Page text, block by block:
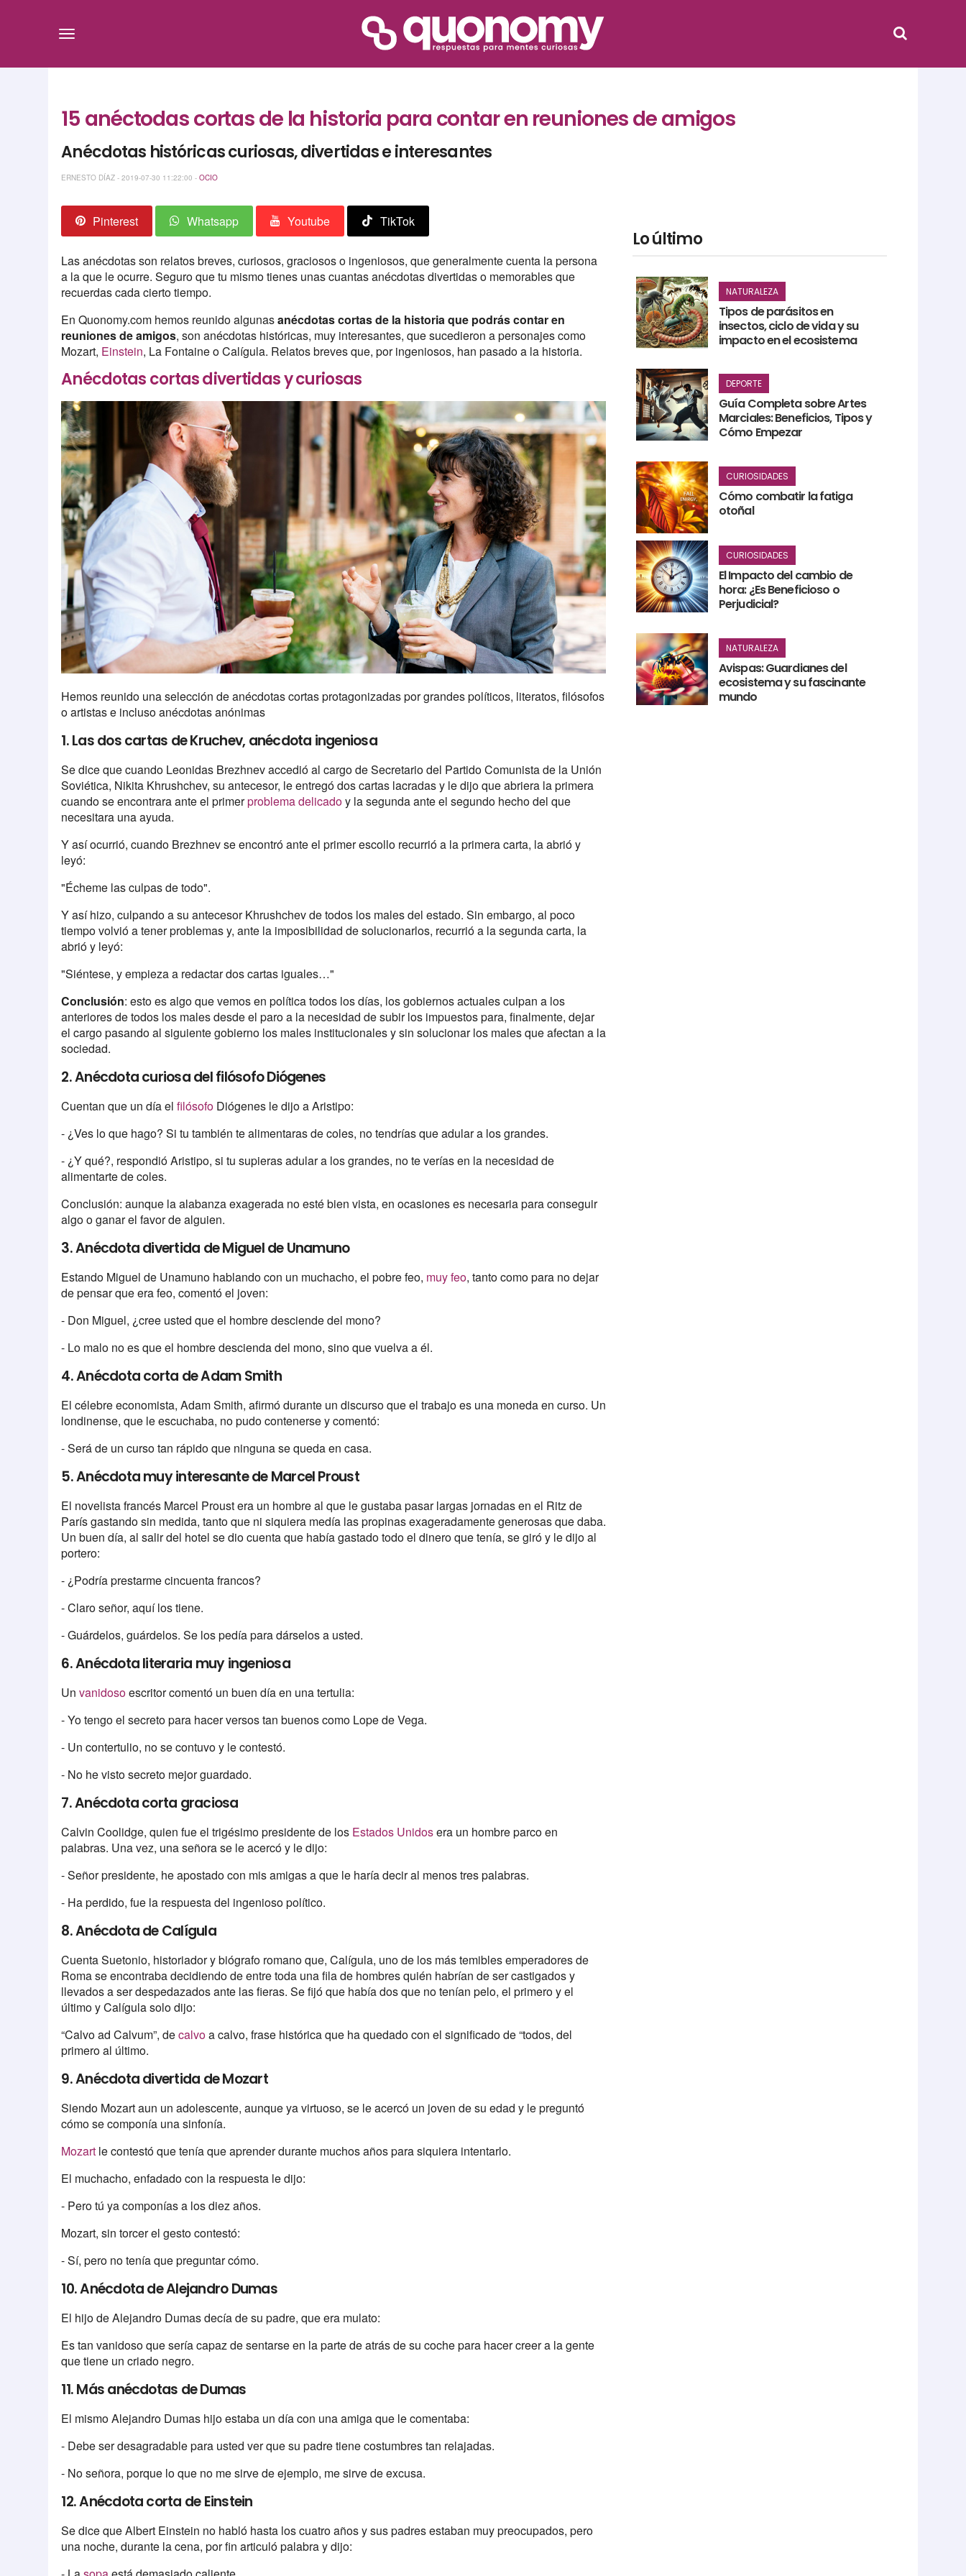
15 anéctodas cortas de la historia para contar en reuniones de amigos
Anécdotas históricas curiosas, divertidas e interesantes
ERNESTO DÍAZ - 2019-07-30 11:22:00 -OCIO
Pinterest Whatsapp Youtube TikTok
Las anécdotas son relatos breves, curiosos, graciosos o ingeniosos, que generalmente cuenta la persona
a la que le ocurre. Seguro que tu mismo tienes unas cuantas anécdotas divertidas o memorables que
recuerdas cada cierto tiempo.
En Quonomy.com hemos reunido algunasanécdotas cortas de la historia que podrás contar en
reuniones de amigos, son anécdotas históricas, muy interesantes, que sucedieron a personajes como
Mozart, Einstein, La Fontaine o Calígula. Relatos breves que, por ingeniosos, han pasado a la historia.
Anécdotas cortas divertidas y curiosas
Hemos reunido una selección de anécdotas cortas protagonizadas por grandes políticos, literatos, filósofos
o artistas e incluso anécdotas anónimas
1. Las dos cartas de Kruchev, anécdota ingeniosa
Se dice que cuando Leonidas Brezhnev accedió al cargo de Secretario del Partido Comunista de la Unión
Soviética, Nikita Khrushchev, su antecesor, le entregó dos cartas lacradas y le dijo que abriera la primera
cuando se encontrara ante el primerproblema delicadoy la segunda ante el segundo hecho del que
necesitara una ayuda.
Y así ocurrió, cuando Brezhnev se encontró ante el primer escollo recurrió a la primera carta, la abrió y
leyó:
"Écheme las culpas de todo".
Y así hizo, culpando a su antecesor Khrushchev de todos los males del estado. Sin embargo, al poco
tiempo volvió a tener problemas y, ante la imposibilidad de solucionarlos, recurrió a la segunda carta, la
abrió y leyó:
"Siéntese, y empieza a redactar dos cartas iguales…"
Conclusión: esto es algo que vemos en política todos los días, los gobiernos actuales culpan a los
anteriores de todos los males desde el paro a la necesidad de subir los impuestos para, finalmente, dejar
el cargo pasando al siguiente gobierno los males institucionales y sin solucionar los males que afectan a la
sociedad.
2. Anécdota curiosa del filósofo Diógenes
Cuentan que un día elfilósofo Diógenes le dijo a Aristipo:
- ¿Ves lo que hago? Si tu también te alimentaras de coles, no tendrías que adular a los grandes.
- ¿Y qué?, respondió Aristipo, si tu supieras adular a los grandes, no te verías en la necesidad de
alimentarte de coles.
Conclusión: aunque la alabanza exagerada no esté bien vista, en ocasiones es necesaria para conseguir
algo o ganar el favor de alguien.
3. Anécdota divertida de Miguel de Unamuno
Estando Miguel de Unamuno hablando con un muchacho, el pobre feo, muy feo, tanto como para no dejar
de pensar que era feo, comentó el joven:
- Don Miguel, ¿cree usted que el hombre desciende del mono?
- Lo malo no es que el hombre descienda del mono, sino que vuelva a él.
4. Anécdota corta de Adam Smith
El célebre economista, Adam Smith, afirmó durante un discurso que el trabajo es una moneda en curso. Un
londinense, que le escuchaba, no pudo contenerse y comentó:
- Será de un curso tan rápido que ninguna se queda en casa.
5. Anécdota muy interesante de Marcel Proust
El novelista francés Marcel Proust era un hombre al que le gustaba pasar largas jornadas en el Ritz de
París gastando sin medida, tanto que ni siquiera medía las propinas exageradamente generosas que daba.
Un buen día, al salir del hotel se dio cuenta que había gastado todo el dinero que tenía, se giró y le dijo al
portero:
- ¿Podría prestarme cincuenta francos?
- Claro señor, aquí los tiene.
- Guárdelos, guárdelos. Se los pedía para dárselos a usted.
6. Anécdota literaria muy ingeniosa
Unvanidosoescritor comentó un buen día en una tertulia:
- Yo tengo el secreto para hacer versos tan buenos como Lope de Vega.
- Un contertulio, no se contuvo y le contestó.
- No he visto secreto mejor guardado.
7. Anécdota corta graciosa
Calvin Coolidge, quien fue el trigésimo presidente de los Estados Unidosera un hombre parco en
palabras. Una vez, una señora se le acercó y le dijo:
- Señor presidente, he apostado con mis amigas a que le haría decir al menos tres palabras.
- Ha perdido, fue la respuesta del ingenioso político.
8. Anécdota de Calígula
Cuenta Suetonio, historiador y biógrafo romano que, Calígula, uno de los más temibles emperadores de
Roma se encontraba decidiendo de entre toda una fila de hombres quién habrían de ser castigados y
llevados a ser despedazados ante las fieras. Se fijó que había dos que no tenían pelo, el primero y el
último y Calígula solo dijo:
“Calvo ad Calvum”, decalvoa calvo, frase histórica que ha quedado con el significado de “todos, del
primero al último.
9. Anécdota divertida de Mozart
Siendo Mozart aun un adolescente, aunque ya virtuoso, se le acercó un joven de su edad y le preguntó
cómo se componía una sinfonía.
Mozart le contestó que tenía que aprender durante muchos años para siquiera intentarlo.
El muchacho, enfadado con la respuesta le dijo:
- Pero tú ya componías a los diez años.
Mozart, sin torcer el gesto contestó:
- Sí, pero no tenía que preguntar cómo.
10. Anécdota de Alejandro Dumas
El hijo de Alejandro Dumas decía de su padre, que era mulato:
Es tan vanidoso que sería capaz de sentarse en la parte de atrás de su coche para hacer creer a la gente
que tiene un criado negro.
11. Más anécdotas de Dumas
El mismo Alejandro Dumas hijo estaba un día con una amiga que le comentaba:
- Debe ser desagradable para usted ver que su padre tiene costumbres tan relajadas.
- No señora, porque lo que no me sirve de ejemplo, me sirve de excusa.
12. Anécdota corta de Einstein
Se dice que Albert Einstein no habló hasta los cuatro años y sus padres estaban muy preocupados, pero
una noche, durante la cena, por fin articuló palabra y dijo:
Lo último
NATURALEZA
Tipos de parásitos en
insectos, ciclo de vida y su
impacto en el ecosistema
DEPORTE
Guía Completa sobre Artes
Marciales: Beneficios, Tipos y
Cómo Empezar
CURIOSIDADES
Cómo combatir la fatiga
otoñal
CURIOSIDADES
El Impacto del cambio de
hora: ¿Es Beneficioso o
Perjudicial?
NATURALEZA
Avispas: Guardianes del
ecosistema y su fascinante
mundo